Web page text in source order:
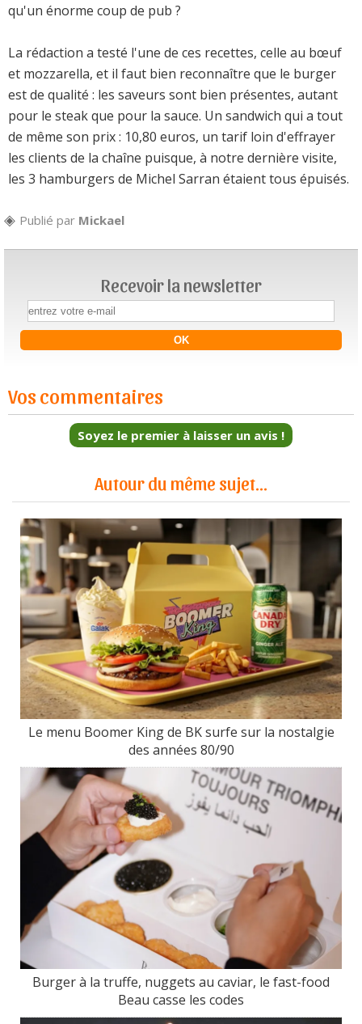
qu'un énorme coup de pub ?
La rédaction a testé l'une de ces recettes, celle au bœuf
et mozzarella, et il faut bien reconnaître que le burger
est de qualité : les saveurs sont bien présentes, autant
pour le steak que pour la sauce. Un sandwich qui a tout
de même son prix : 10,80 euros, un tarif loin d'effrayer
les clients de la chaîne puisque, à notre dernière visite,
les 3 hamburgers de Michel Sarran étaient tous épuisés.
Publié par Mickael
Recevoir la newsletter
Vos commentaires
Soyez le premier à laisser un avis !
Autour du même sujet...
Le menu Boomer King de BK surfe sur la nostalgie
des années 80/90
Burger à la truffe, nuggets au caviar, le fast-food
Beau casse les codes